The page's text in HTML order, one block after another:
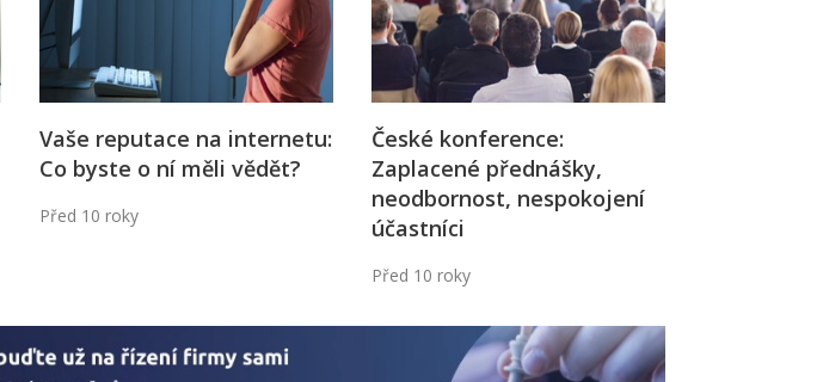
Vaše reputace na internetu:
Co byste o ní měli vědět?
Před 10 roky
České konference:
Zaplacené přednášky,
neodbornost, nespokojení
účastníci
Před 10 roky